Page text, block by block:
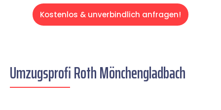
Kostenlos & unverbindlich anfragen!
Umzugsprofi Roth Mönchengladbach